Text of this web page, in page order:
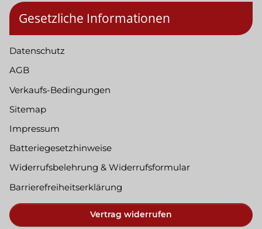
Gesetzliche Informationen
Datenschutz
AGB
Verkaufs-Bedingungen
Sitemap
Impressum
Batteriegesetzhinweise
Widerrufsbelehrung & Widerrufsformular
Barrierefreiheitserklärung
Vertrag widerrufen